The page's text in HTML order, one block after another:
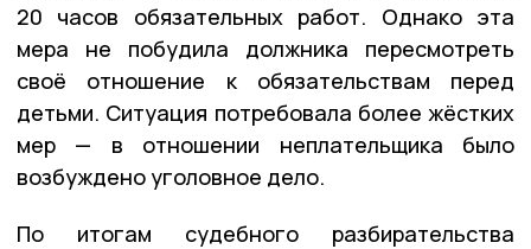
20 часов обязательных работ. Однако эта
мера не побудила должника пересмотреть
своё отношение к обязательствам перед
детьми. Ситуация потребовала более жёстких
мер — в отношении неплательщика было
возбуждено уголовное дело.
По итогам судебного разбирательства